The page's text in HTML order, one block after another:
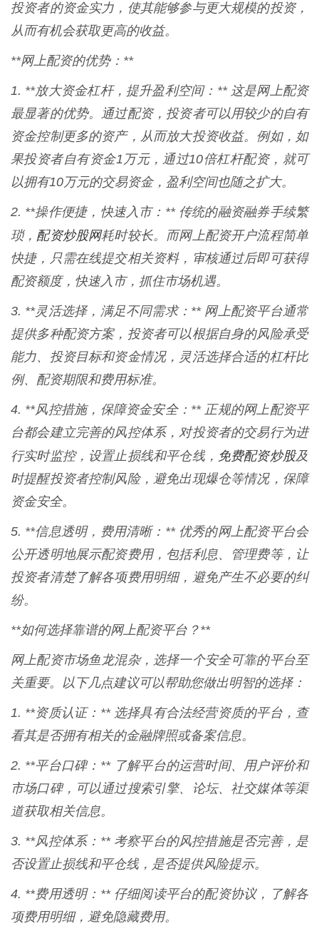
投资者的资金实力，使其能够参与更大规模的投资，
从而有机会获取更高的收益。
**网上配资的优势：**
1. **放大资金杠杆，提升盈利空间：** 这是网上配资
最显著的优势。通过配资，投资者可以用较少的自有
资金控制更多的资产，从而放大投资收益。例如，如
果投资者自有资金1万元，通过10倍杠杆配资，就可
以拥有10万元的交易资金，盈利空间也随之扩大。
2. **操作便捷，快速入市：** 传统的融资融券手续繁
琐， 配资炒股网耗时较长。而网上配资开户流程简单
快捷，只需在线提交相关资料，审核通过后即可获得
配资额度，快速入市，抓住市场机遇。
3. **灵活选择，满足不同需求：** 网上配资平台通常
提供多种配资方案，投资者可以根据自身的风险承受
能力、投资目标和资金情况，灵活选择合适的杠杆比
例、配资期限和费用标准。
4. **风控措施，保障资金安全：** 正规的网上配资平
台都会建立完善的风控体系，对投资者的交易行为进
行实时监控，设置止损线和平仓线， 免费配资炒股及
时提醒投资者控制风险，避免出现爆仓等情况，保障
资金安全。
5. **信息透明，费用清晰：** 优秀的网上配资平台会
公开透明地展示配资费用，包括利息、管理费等，让
投资者清楚了解各项费用明细，避免产生不必要的纠
纷。
**如何选择靠谱的网上配资平台？**
网上配资市场鱼龙混杂，选择一个安全可靠的平台至
关重要。以下几点建议可以帮助您做出明智的选择：
1. **资质认证：** 选择具有合法经营资质的平台，查
看其是否拥有相关的金融牌照或备案信息。
2. **平台口碑：** 了解平台的运营时间、用户评价和
市场口碑，可以通过搜索引擎、论坛、社交媒体等渠
道获取相关信息。
3. **风控体系：** 考察平台的风控措施是否完善，是
否设置止损线和平仓线，是否提供风险提示。
4. **费用透明：** 仔细阅读平台的配资协议，了解各
项费用明细，避免隐藏费用。